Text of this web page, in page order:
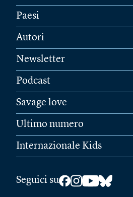
Paesi
Autori
Newsletter
Podcast
Savage love
Ultimo numero
Internazionale Kids
Seguici su